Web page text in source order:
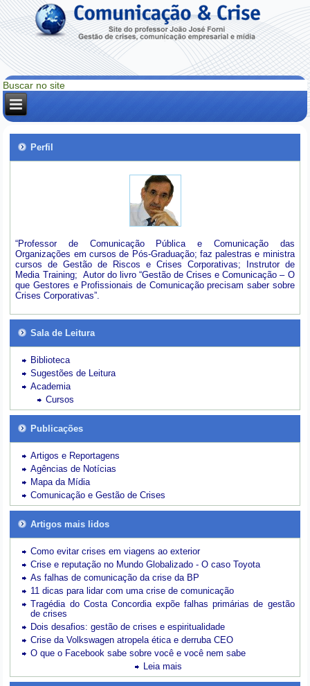
Perfil
“Professor de Comunicação Pública e Comunicação das
Organizações em cursos de Pós-Graduação; faz palestras e ministra
cursos de Gestão de Riscos e Crises Corporativas; Instrutor de
Media Training; Autor do livro “Gestão de Crises e Comunicação – O
que Gestores e Profissionais de Comunicação precisam saber sobre
Crises Corporativas”.
Sala de Leitura
Biblioteca
Sugestões de Leitura
Academia
Cursos
Publicações
Artigos e Reportagens
Agências de Notícias
Mapa da Mídia
Comunicação e Gestão de Crises
Artigos mais lidos
Como evitar crises em viagens ao exterior
Crise e reputação no Mundo Globalizado - O caso Toyota
As falhas de comunicação da crise da BP
11 dicas para lidar com uma crise de comunicação
Tragédia do Costa Concordia expõe falhas primárias de gestão
de crises
Dois desafios: gestão de crises e espiritualidade
Crise da Volkswagen atropela ética e derruba CEO
O que o Facebook sabe sobre você e você nem sabe
Leia mais